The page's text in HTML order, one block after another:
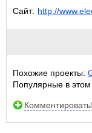
Сайт: http://
Похожие проекты:
Популярные в этом
Комментировать!